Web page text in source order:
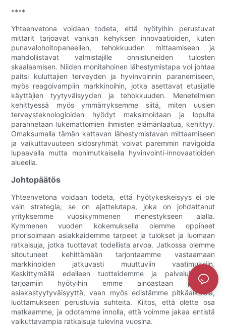
****
Yhteenvetona voidaan todeta, että hyötyihin perustuvat
mittarit tarjoavat vankan kehyksen innovaatioiden, kuten
punavalohoitopaneelien, tehokkuuden mittaamiseen ja
mahdollistavat valmistajille onnistuneiden tulosten
skaalaamisen. Niiden monitahoinen lähestymistapa voi johtaa
paitsi kuluttajien terveyden ja hyvinvoinnin paranemiseen,
myös reagoivampiin markkinoihin, jotka asettavat etusijalle
käyttäjien tyytyväisyyden ja tehokkuuden. Menetelmien
kehittyessä myös ymmärryksemme siitä, miten uusien
terveysteknologioiden hyödyt maksimoidaan ja lopulta
parannetaan lukemattomien ihmisten elämänlaatua, kehittyy.
Omaksumalla tämän kattavan lähestymistavan mittaamiseen
ja vaikuttavuuteen sidosryhmät voivat paremmin navigoida
lupaavalla mutta monimutkaisella hyvinvointi-innovaatioiden
alueella.
Johtopäätös
Yhteenvetona voidaan todeta, että hyötykeskeisyys ei ole
vain strategia; se on ajattelutapa, joka on johdattanut
yrityksemme vuosikymmenen menestykseen alalla.
Kymmenen vuoden kokemuksella olemme oppineet
priorisoimaan asiakkaidemme tarpeet ja tulokset ja luomaan
ratkaisuja, jotka tuottavat todellista arvoa. Jatkossa olemme
sitoutuneet kehittämään tarjontaamme vastaamaan
markkinoiden jatkuvasti muuttuviin vaatimuksiin.
Keskittymällä edelleen tuotteidemme ja palveluidemme
tarjoamiin hyötyihin emme ainoastaan ​​paranna
asiakastyytyväisyyttä, vaan myös edistämme pitkäaikaisia,
luottamukseen perustuvia suhteita. Kiitos, että olette osa
matkaamme, ja odotamme innolla, että voimme jakaa entistä
vaikuttavampia ratkaisuja tulevina vuosina.